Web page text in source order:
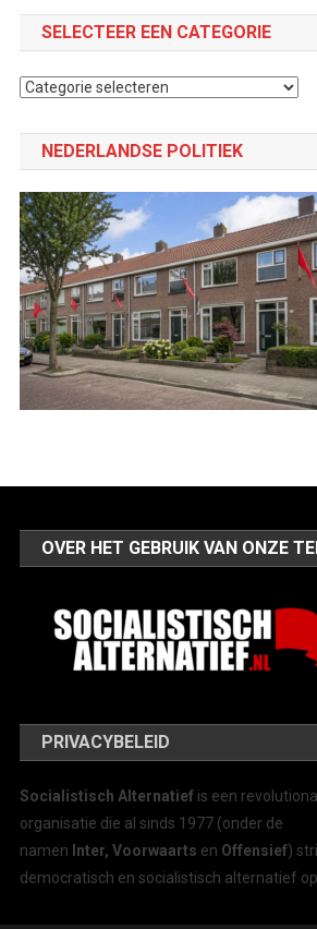
SELECTEER EEN CATEGORIE
Selecteer
NEDERLANDSE POLITIEK
OVER HET GEBRUIK VAN ONZE
PRIVACYBELEID
Socialistisch Alternatief is een
organisatie die al sinds 1977 (onder de
namen Inter, Voorwaarts en Offensief)
democratisch en socialistisch alternatief